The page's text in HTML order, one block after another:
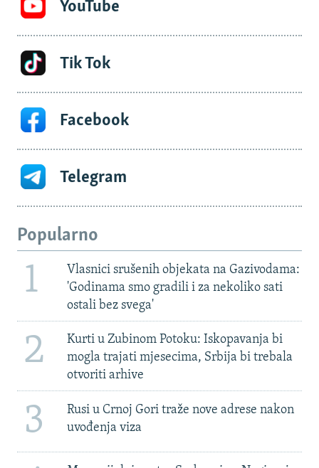
YouTube
Tik Tok
Facebook
Telegram
Popularno
1
Vlasnici srušenih objekata na Gazivodama:
'Godinama smo gradili i za nekoliko sati
ostali bez svega'
2
Kurti u Zubinom Potoku: Iskopavanja bi
mogla trajati mjesecima, Srbija bi trebala
otvoriti arhive
3
Rusi u Crnoj Gori traže nove adrese nakon
uvođenja viza